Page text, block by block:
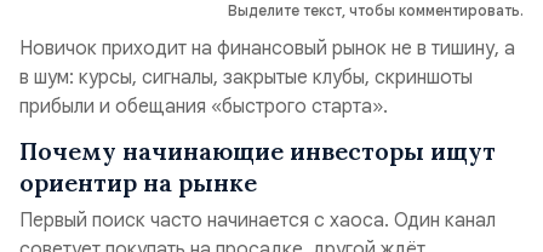
Выделите текст, чтобы комментировать.
Новичок приходит на финансовый рынок не в тишину, а
в шум: курсы, сигналы, закрытые клубы, скриншоты
прибыли и обещания «быстрого старта».
Почему начинающие инвесторы ищут
ориентир на рынке
Первый поиск часто начинается с хаоса. Один канал